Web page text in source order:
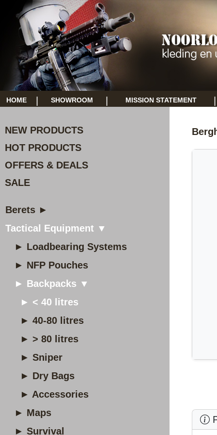
HOME SHOWROOM MISSION STATEMENT
NEW PRODUCTS
HOT PRODUCTS
OFFERS & DEALS
SALE
Berets ►
Tactical Equipment ▼
► Loadbearing Systems
► NFP Pouches
► Backpacks ▼
► < 40 litres
► 40-80 litres
► > 80 litres
► Sniper
► Dry Bags
► Accessories
► Maps
► Survival